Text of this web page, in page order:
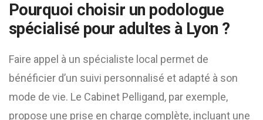
Pourquoi choisir un podologue
spécialisé pour adultes à Lyon ?
Faire appel à un spécialiste local permet de
bénéficier d’un suivi personnalisé et adapté à son
mode de vie. Le Cabinet Pelligand, par exemple,
propose une prise en charge complète, incluant une